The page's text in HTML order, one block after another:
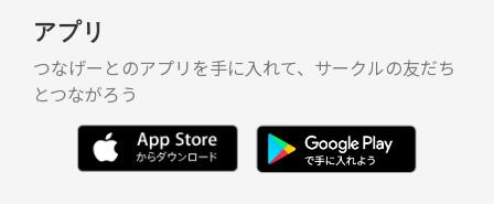
アプリ
つなげーとのアプリを手に入れて、サークルの友だち
とつながろう